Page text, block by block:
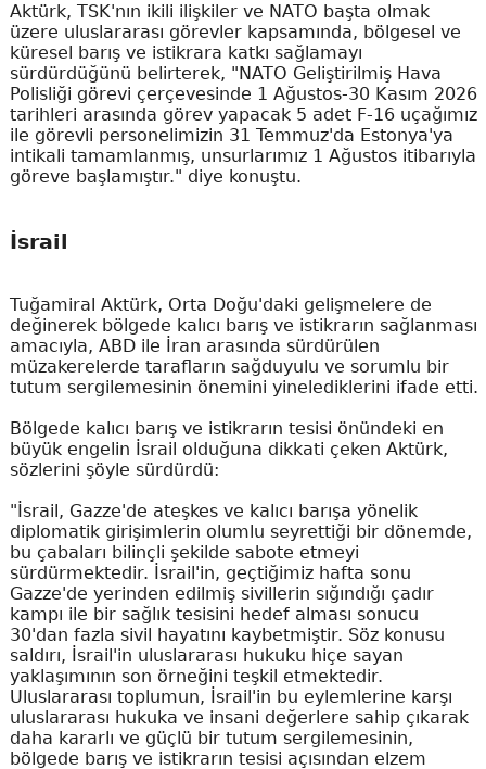
Aktürk, TSK'nın ikili ilişkiler ve NATO başta olmak
üzere uluslararası görevler kapsamında, bölgesel ve
küresel barış ve istikrara katkı sağlamayı
sürdürdüğünü belirterek, "NATO Geliştirilmiş Hava
Polisliği görevi çerçevesinde 1 Ağustos-30 Kasım 2026
tarihleri arasında görev yapacak 5 adet F-16 uçağımız
ile görevli personelimizin 31 Temmuz'da Estonya'ya
intikali tamamlanmış, unsurlarımız 1 Ağustos itibarıyla
göreve başlamıştır." diye konuştu.
İsrail
Tuğamiral Aktürk, Orta Doğu'daki gelişmelere de
değinerek bölgede kalıcı barış ve istikrarın sağlanması
amacıyla, ABD ile İran arasında sürdürülen
müzakerelerde tarafların sağduyulu ve sorumlu bir
tutum sergilemesinin önemini yinelediklerini ifade etti.
Bölgede kalıcı barış ve istikrarın tesisi önündeki en
büyük engelin İsrail olduğuna dikkati çeken Aktürk,
sözlerini şöyle sürdürdü:
"İsrail, Gazze'de ateşkes ve kalıcı barışa yönelik
diplomatik girişimlerin olumlu seyrettiği bir dönemde,
bu çabaları bilinçli şekilde sabote etmeyi
sürdürmektedir. İsrail'in, geçtiğimiz hafta sonu
Gazze'de yerinden edilmiş sivillerin sığındığı çadır
kampı ile bir sağlık tesisini hedef alması sonucu
30'dan fazla sivil hayatını kaybetmiştir. Söz konusu
saldırı, İsrail'in uluslararası hukuku hiçe sayan
yaklaşımının son örneğini teşkil etmektedir.
Uluslararası toplumun, İsrail'in bu eylemlerine karşı
uluslararası hukuka ve insani değerlere sahip çıkarak
daha kararlı ve güçlü bir tutum sergilemesinin,
bölgede barış ve istikrarın tesisi açısından elzem